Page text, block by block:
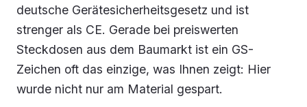
deutsche Gerätesicherheitsgesetz und ist
strenger als CE. Gerade bei preiswerten
Steckdosen aus dem Baumarkt ist ein GS-
Zeichen oft das einzige, was Ihnen zeigt: Hier
wurde nicht nur am Material gespart.